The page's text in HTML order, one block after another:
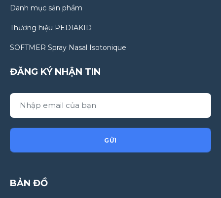
Danh mục sản phẩm
Thương hiệu PEDIAKID
SOFTMER Spray Nasal Isotonique
ĐĂNG KÝ NHẬN TIN
GỬI
BẢN ĐỒ